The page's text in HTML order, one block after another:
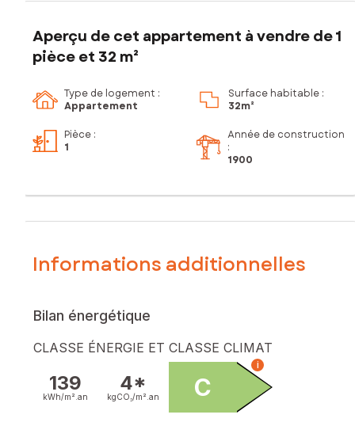
Aperçu de cet appartement à vendre de 1
pièce et 32 m²
Type de logement :
Appartement
Surface habitable :
32m²
Pièce :
1
Année de construction
:
1900
Informations additionnelles
Bilan énergétique
CLASSE ÉNERGIE ET CLASSE CLIMAT
139
kWh/m². an
4*
kgCO₂/m². an C
i